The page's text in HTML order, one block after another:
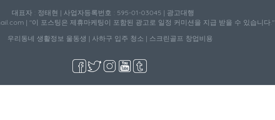
대표자 : 정태현 | 사업자등록번호 : 595-01-03045 | 광고대행
| "이 포스팅은 제휴마케팅이 포함된 광고로 일정 커미션을 지급 받을 수 있습니다."
우리동네 생활정보 울동생 | 사하구 입주 청소 | 스크린골프 창업비용